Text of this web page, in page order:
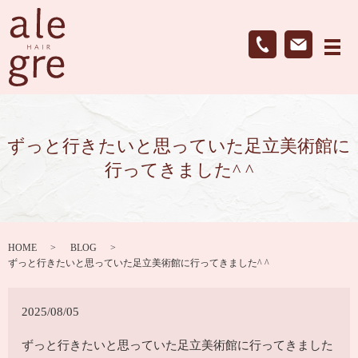
メ
ずっと行きたいと思っていた足立美術館に
行ってきました^ ^
HOME
BLOG
ずっと行きたいと思っていた足立美術館に行ってきました^ ^
2025/08/05
ずっと行きたいと思っていた足立美術館に行ってきました